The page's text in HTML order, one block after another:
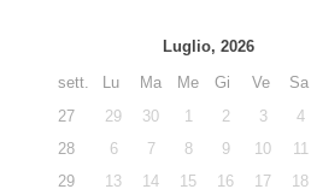
Luglio, 2026
sett.
Lu Ma Me Gi Ve Sa
27
29 30 1 2 3 4
28
6 7 8 9 10 11
29
13 14 15 16 17 18